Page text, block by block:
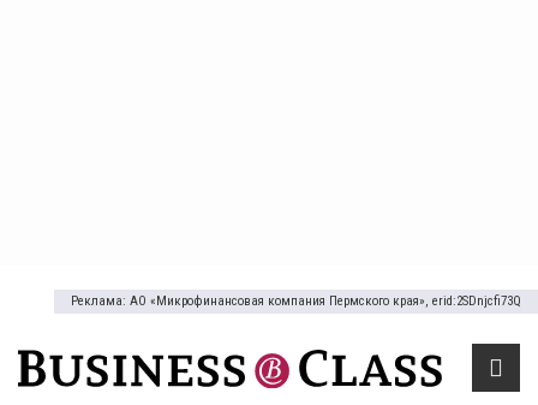
Реклама: АО «Микрофинансовая компания Пермского края», erid:2SDnjcfi73Q